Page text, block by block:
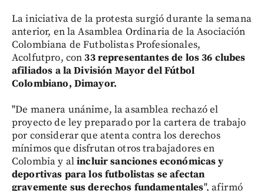
La iniciativa de la protesta surgió durante la semana
anterior, en la Asamblea Ordinaria de la Asociación
Colombiana de Futbolistas Profesionales,
Acolfutpro, con33 representantes de los 36 clubes
afiliados a la División Mayor del Fútbol
Colombiano, Dimayor.
"De manera unánime, la asamblea rechazó el
proyecto de ley preparado por la cartera de trabajo
por considerar que atenta contra los derechos
mínimos que disfrutan otros trabajadores en
Colombia y alincluir sanciones económicas y
deportivas para los futbolistas se afectan
gravemente sus derechos fundamentales", afirmó